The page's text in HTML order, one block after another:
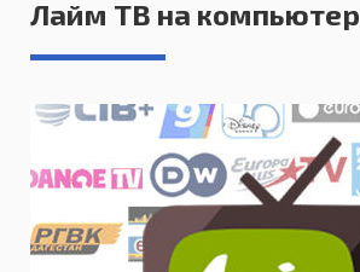
Лайм ТВ на компьютер